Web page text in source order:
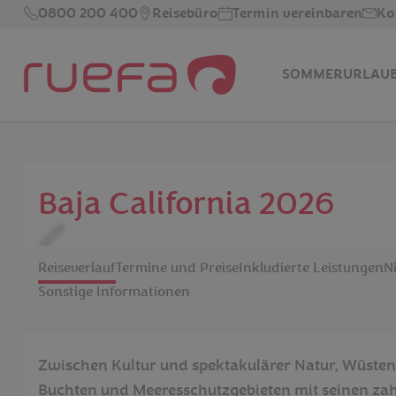
Zum Hauptinhalt springen
Baja California 2026
ReiseverlaufTermine und PreiseInkludierte Leistungen
Sonstige Informationen
Zwischen Kultur und spektakulärer Natur,
Buchten und Meeresschutzgebieten mit seinen
0800 200 400 Reisebüro Termin vereinbaren